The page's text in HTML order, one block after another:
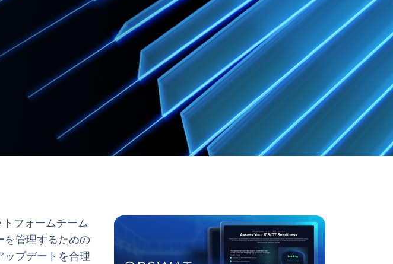
トフォームチーム
を管理するための
ップデートを合理